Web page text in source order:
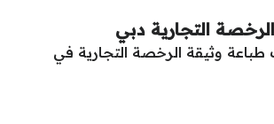
التجارية دبي
وثيقة الرخصة التجارية في